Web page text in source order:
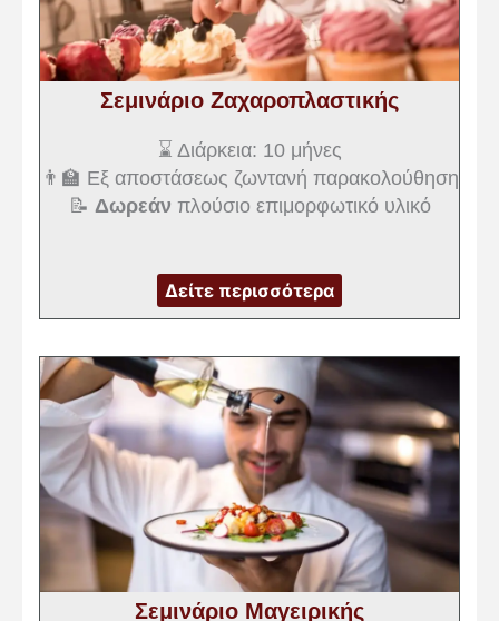
Σεμινάριο Ζαχαροπλαστικής
⌛ Διάρκεια: 10 μήνες
👨‍🏫 Εξ αποστάσεως ζωντανή παρακολούθηση
📝 Δωρεάν πλούσιο επιμορφωτικό υλικό
Δείτε περισσότερα
Σεμινάριο Μαγειρικής